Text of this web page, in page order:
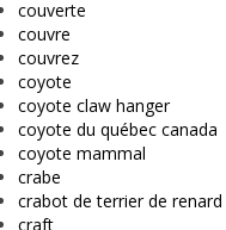
couverte
couvre
couvrez
coyote
coyote claw hanger
coyote du québec canada
coyote mammal
crabe
crabot de terrier de renard
craft